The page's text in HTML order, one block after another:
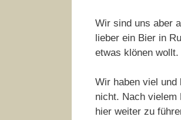
Wir sind uns aber
lieber ein Bier in
etwas klönen wollt.
Wir haben viel
nicht. Nach vielem
hier weiter zu